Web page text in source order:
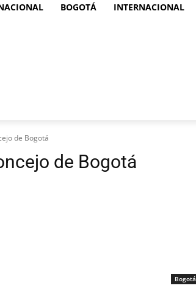
BOGOTÁ INTERNACIONAL
de Bogotá
de Bogotá
Bogotá